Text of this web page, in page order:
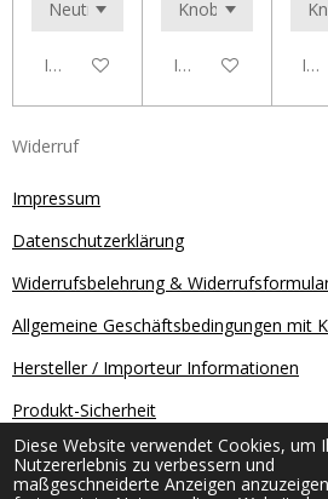
Diese Website verwendet Cookies, um
Nutzererlebnis zu verbessern und
maßgeschneiderte Anzeigen
In den WarenkorbIn den WarenkorbIn
Widerruf
Impressum
Datenschutzerklärung
Widerrufsbelehrung &
Allgemeine Geschäftsbedingungen mit
Hersteller / Importeur Informationen
Produkt-Sicherheit
Kontakt
© 2025 V&S Fishing